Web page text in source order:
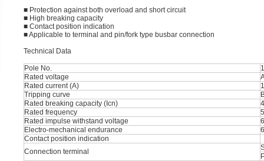
■ Protection against both overload and short circuit
■ High breaking capacity
■ Contact position indication
■ Applicable to terminal and pin/fork type busbar connection
Technical Data
Pole No.
Rated voltage
Rated current (A)
Tripping curve
Rated breaking capacity (Icn)
Rated frequency
Rated impulse withstand voltage
Electro-mechanical endurance
Contact position indication
Connection terminal